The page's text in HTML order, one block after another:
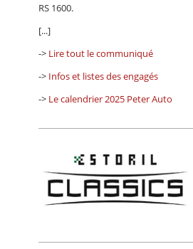
RS 1600.
[...]
-> Lire tout le communiqué
-> Infos et listes des engagés
-> Le calendrier 2025 Peter Auto